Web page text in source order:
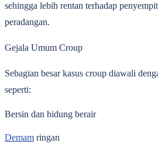
sehingga lebih rentan terhadap
peradangan.
Gejala Umum Croup
Sebagian besar kasus croup diawali
seperti:
Bersin dan hidung berair
Demam ringan